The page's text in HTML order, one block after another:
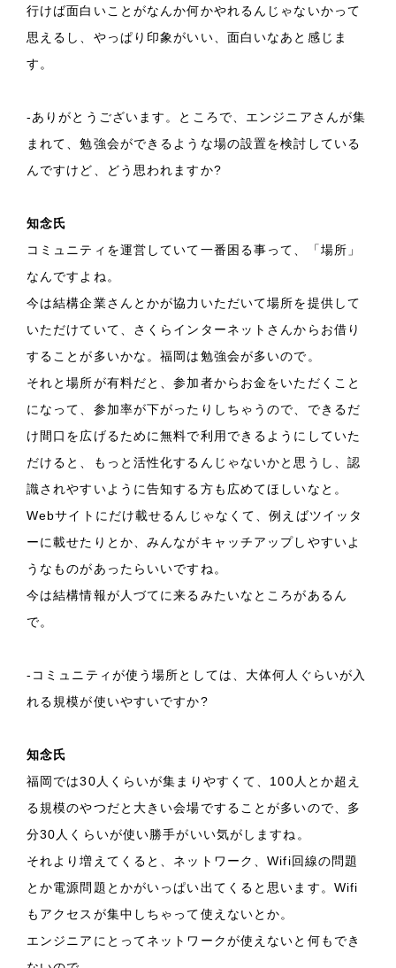
行けば面白いことがなんか何かやれるんじゃないかって
思えるし、やっぱり印象がいい、面白いなあと感じま
す。
-ありがとうございます。ところで、エンジニアさんが集
まれて、勉強会ができるような場の設置を検討している
んですけど、どう思われますか?
知念氏
コミュニティを運営していて一番困る事って、「場所」
なんですよね。
今は結構企業さんとかが協力いただいて場所を提供して
いただけていて、さくらインターネットさんからお借り
することが多いかな。福岡は勉強会が多いので。
それと場所が有料だと、参加者からお金をいただくこと
になって、参加率が下がったりしちゃうので、できるだ
け間口を広げるために無料で利用できるようにしていた
だけると、もっと活性化するんじゃないかと思うし、認
識されやすいように告知する方も広めてほしいなと。
Webサイトにだけ載せるんじゃなくて、例えばツイッタ
ーに載せたりとか、みんながキャッチアップしやすいよ
うなものがあったらいいですね。
今は結構情報が人づてに来るみたいなところがあるん
で。
-コミュニティが使う場所としては、大体何人ぐらいが入
れる規模が使いやすいですか?
知念氏
福岡では30人くらいが集まりやすくて、100人とか超え
る規模のやつだと大きい会場ですることが多いので、多
分30人くらいが使い勝手がいい気がしますね。
それより増えてくると、ネットワーク、Wifi回線の問題
とか電源問題とかがいっぱい出てくると思います。Wifi
もアクセスが集中しちゃって使えないとか。
エンジニアにとってネットワークが使えないと何もでき